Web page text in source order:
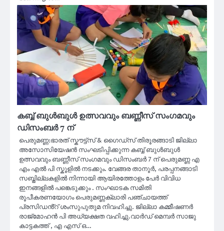
കബ്ബ് ബുൾബുൾ ഉത്സവവും ബണ്ണീസ് സംഗമവും
ഡിസംബർ 7 ന്
പെരുമണ്ണ:ഭാരത് സ്കൗട്ട്സ് & ഗൈഡ്സ് തിരൂരങ്ങാടി ജില്ലാ
അസോസിയേഷൻ സംഘടിപ്പിക്കുന്ന കബ്ബ് ബുൾബുൾ
ഉത്സവവും ബണ്ണീസ് സംഗമവും ഡിസംബർ 7 ന് പെരുമണ്ണ എ
എം എൽ പി സ്കൂളിൽ നടക്കും. വേങ്ങര താനൂർ, പരപ്പനങ്ങാടി
സബ്ജില്ലകളിൽ നിന്നായി ആയിരത്തോളം പേർ വിവിധ
ഇനങ്ങളിൽ പങ്കെടുക്കും . സംഘാടക സമിതി
രൂപീകരണയോഗം പെരുമണ്ണക്ലാരി പഞ്ചായത്ത്
പ്രസിഡൻ്റ് ശംസുപുതുമ നിവഹിച്ചു. ജില്ലാ കമ്മീഷണർ
രാജ്മോഹൻ പി അധ്യക്ഷത വഹിച്ചു.വാർഡ് മെമ്പർ സാജു
കാട്ടകത്ത് , എ എസ് ഒ…